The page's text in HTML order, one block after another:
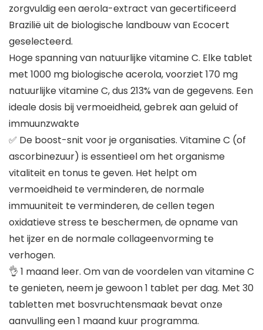
zorgvuldig een aerola-extract van gecertificeerd
Brazilië uit de biologische landbouw van Ecocert
geselecteerd.
Hoge spanning van natuurlijke vitamine C. Elke tablet
met 1000 mg biologische acerola, voorziet 170 mg
natuurlijke vitamine C, dus 213% van de gegevens. Een
ideale dosis bij vermoeidheid, gebrek aan geluid of
immuunzwakte
✅ De boost-snit voor je organisaties. Vitamine C (of
ascorbinezuur) is essentieel om het organisme
vitaliteit en tonus te geven. Het helpt om
vermoeidheid te verminderen, de normale
immuuniteit te verminderen, de cellen tegen
oxidatieve stress te beschermen, de opname van
het ijzer en de normale collageenvorming te
verhogen.
👌 1 maand leer. Om van de voordelen van vitamine C
te genieten, neem je gewoon 1 tablet per dag. Met 30
tabletten met bosvruchtensmaak bevat onze
aanvulling een 1 maand kuur programma.